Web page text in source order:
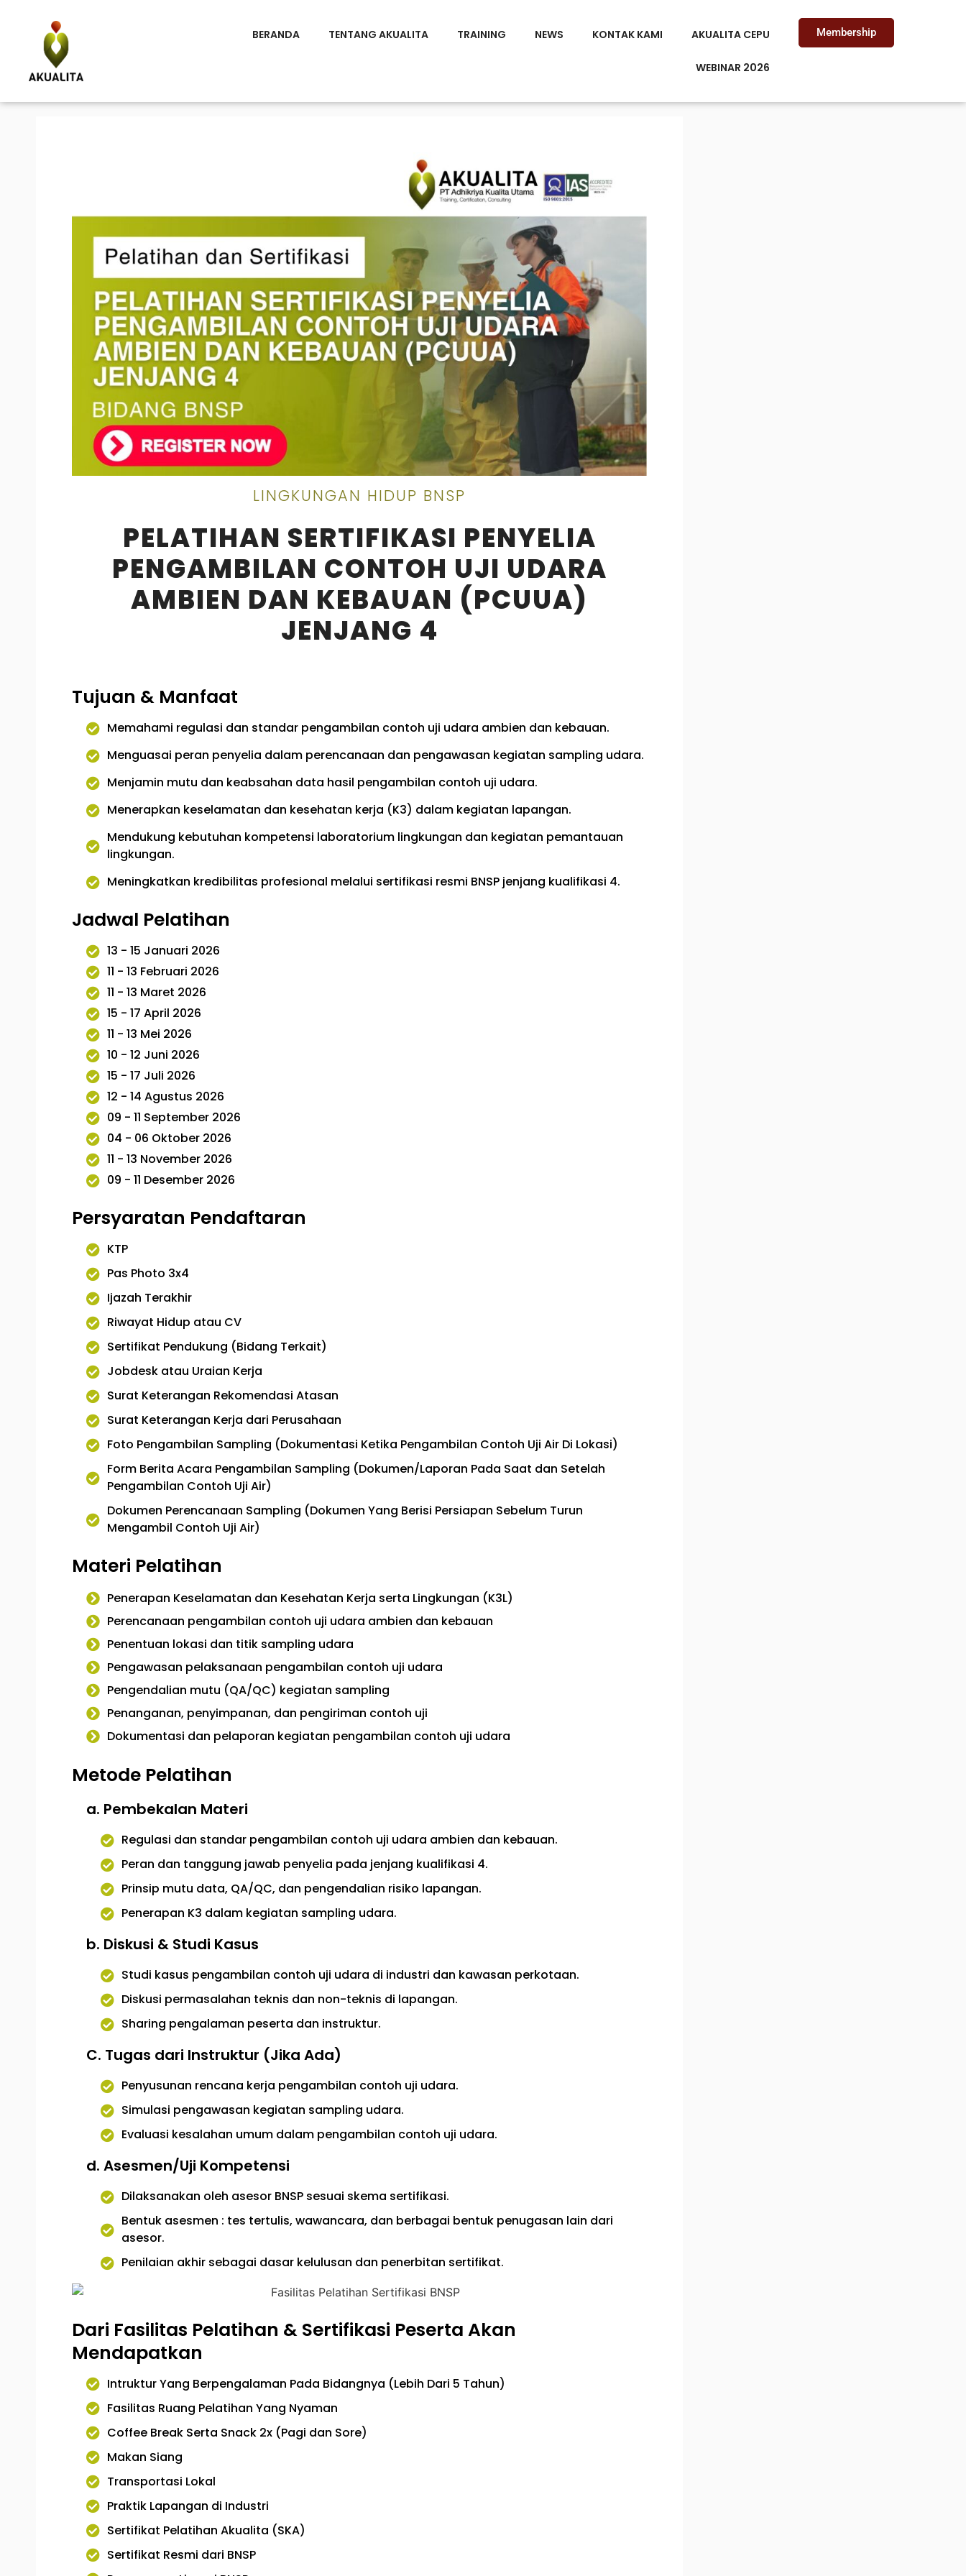
BERANDA TENTANG AKUALITA TRAINING NEWS KONTAK KAMI AKUALITA CEPU
WEBINAR 2026
Membership
LINGKUNGAN HIDUP BNSP
PELATIHAN SERTIFIKASI PENYELIA
PENGAMBILAN CONTOH UJI UDARA
AMBIEN DAN KEBAUAN (PCUUA)
JENJANG 4
Tujuan & Manfaat
Memahami regulasi dan standar pengambilan contoh uji udara ambien dan kebauan.
Menguasai peran penyelia dalam perencanaan dan pengawasan kegiatan sampling udara.
Menjamin mutu dan keabsahan data hasil pengambilan contoh uji udara.
Menerapkan keselamatan dan kesehatan kerja (K3) dalam kegiatan lapangan.
Mendukung kebutuhan kompetensi laboratorium lingkungan dan kegiatan pemantauan
lingkungan.
Meningkatkan kredibilitas profesional melalui sertifikasi resmi BNSP jenjang kualifikasi 4.
Jadwal Pelatihan ​
13 - 15 Januari 2026
11 - 13 Februari 2026
11 - 13 Maret 2026
15 - 17 April 2026
11 - 13 Mei 2026
10 - 12 Juni 2026
15 - 17 Juli 2026
12 - 14 Agustus 2026
09 - 11 September 2026
04 - 06 Oktober 2026
11 - 13 November 2026
09 - 11 Desember 2026
Persyaratan Pendaftaran
KTP
Pas Photo 3x4
Ijazah Terakhir
Riwayat Hidup atau CV
Sertifikat Pendukung (Bidang Terkait)
Jobdesk atau Uraian Kerja
Surat Keterangan Rekomendasi Atasan
Surat Keterangan Kerja dari Perusahaan
Foto Pengambilan Sampling (Dokumentasi Ketika Pengambilan Contoh Uji Air Di Lokasi)
Form Berita Acara Pengambilan Sampling (Dokumen/Laporan Pada Saat dan Setelah
Pengambilan Contoh Uji Air)
Dokumen Perencanaan Sampling (Dokumen Yang Berisi Persiapan Sebelum Turun
Mengambil Contoh Uji Air)
Materi Pelatihan
Penerapan Keselamatan dan Kesehatan Kerja serta Lingkungan (K3L)
Perencanaan pengambilan contoh uji udara ambien dan kebauan
Penentuan lokasi dan titik sampling udara
Pengawasan pelaksanaan pengambilan contoh uji udara
Pengendalian mutu (QA/QC) kegiatan sampling
Penanganan, penyimpanan, dan pengiriman contoh uji
Dokumentasi dan pelaporan kegiatan pengambilan contoh uji udara
Metode Pelatihan
a. Pembekalan Materi
Regulasi dan standar pengambilan contoh uji udara ambien dan kebauan.
Peran dan tanggung jawab penyelia pada jenjang kualifikasi 4.
Prinsip mutu data, QA/QC, dan pengendalian risiko lapangan.
Penerapan K3 dalam kegiatan sampling udara.
b. Diskusi & Studi Kasus
Studi kasus pengambilan contoh uji udara di industri dan kawasan perkotaan.
Diskusi permasalahan teknis dan non-teknis di lapangan.
Sharing pengalaman peserta dan instruktur.
C. Tugas dari Instruktur (Jika Ada)
Penyusunan rencana kerja pengambilan contoh uji udara.
Simulasi pengawasan kegiatan sampling udara.
Evaluasi kesalahan umum dalam pengambilan contoh uji udara.
d. Asesmen/Uji Kompetensi
Dilaksanakan oleh asesor BNSP sesuai skema sertifikasi.
Bentuk asesmen : tes tertulis, wawancara, dan berbagai bentuk penugasan lain dari
asesor.
Penilaian akhir sebagai dasar kelulusan dan penerbitan sertifikat.
Dari Fasilitas Pelatihan & Sertifikasi Peserta Akan
Mendapatkan
Intruktur Yang Berpengalaman Pada Bidangnya (Lebih Dari 5 Tahun)
Fasilitas Ruang Pelatihan Yang Nyaman
Coffee Break Serta Snack 2x (Pagi dan Sore)
Makan Siang
Transportasi Lokal
Praktik Lapangan di Industri
Sertifikat Pelatihan Akualita (SKA)
Sertifikat Resmi dari BNSP